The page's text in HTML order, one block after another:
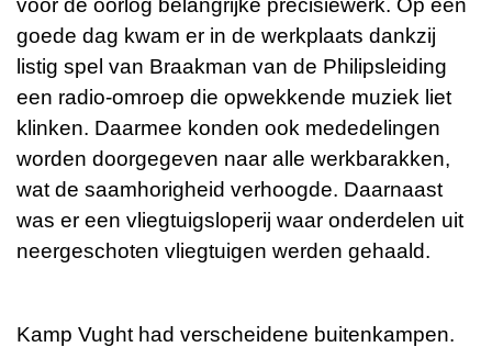
voor de oorlog belangrijke precisiewerk. Op een
goede dag kwam er in de werkplaats dankzij
listig spel van Braakman van de Philipsleiding
een radio-omroep die opwekkende muziek liet
klinken. Daarmee konden ook mededelingen
worden doorgegeven naar alle werkbarakken,
wat de saamhorigheid verhoogde. Daarnaast
was er een vliegtuigsloperij waar onderdelen uit
neergeschoten vliegtuigen werden gehaald.
Kamp Vught had verscheidene buitenkampen.